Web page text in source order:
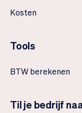
Kosten
Tools
BTW berekenen
Til je bedrijf